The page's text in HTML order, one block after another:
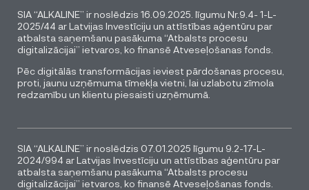
SIA “ALKALINE” ir noslēdzis 16.09.2025. līgumu Nr.9.4- 1-L-
2025/44 ar Latvijas Investīciju un attīstības aģentūru par
atbalsta saņemšanu pasākuma “Atbalsts procesu
digitalizācijai” ietvaros, ko finansē Atveseļošanas fonds.
Pēc digitālās transformācijas ieviest pārdošanas procesu,
proti, jaunu uzņēmuma tīmekļa vietni, lai uzlabotu zīmola
redzamību un klientu piesaisti uzņēmumā.
SIA “ALKALINE” ir noslēdzis 07.01.2025 līgumu 9.2-17-L-
2024/994 ar Latvijas Investīciju un attīstības aģentūru par
atbalsta saņemšanu pasākuma “Atbalsts procesu
digitalizācijai” ietvaros, ko finansē Atveseļošanas fonds.